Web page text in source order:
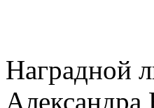
Наградной
Александра